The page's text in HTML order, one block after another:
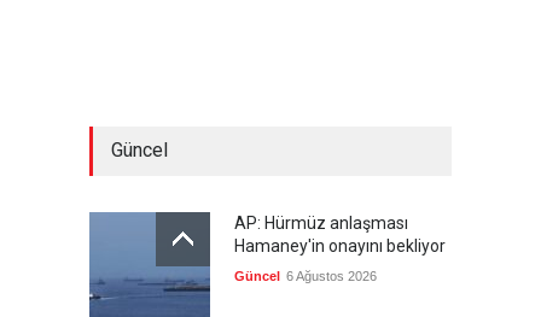
Güncel
AP: Hürmüz anlaşması
Hamaney'in onayını bekliyor
Güncel 6 Ağustos 2026